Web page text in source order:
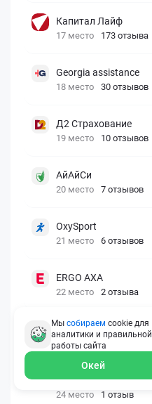
Капитал Лайф
17 место 173 отзыва
Georgia assistance
18 место 30 отзывов
Д2 Страхование
19 место 10 отзывов
АйАйСи
20 место 7 отзывов
OxySport
21 место 6 отзывов
ERGO AXA
22 место 2 отзыва
Oxy Travel Premium
23 место 1 отзыв
УралСиб
24 место 1 отзыв
Мы собираем cookie для
аналитики и правильной
работы сайта
Окей